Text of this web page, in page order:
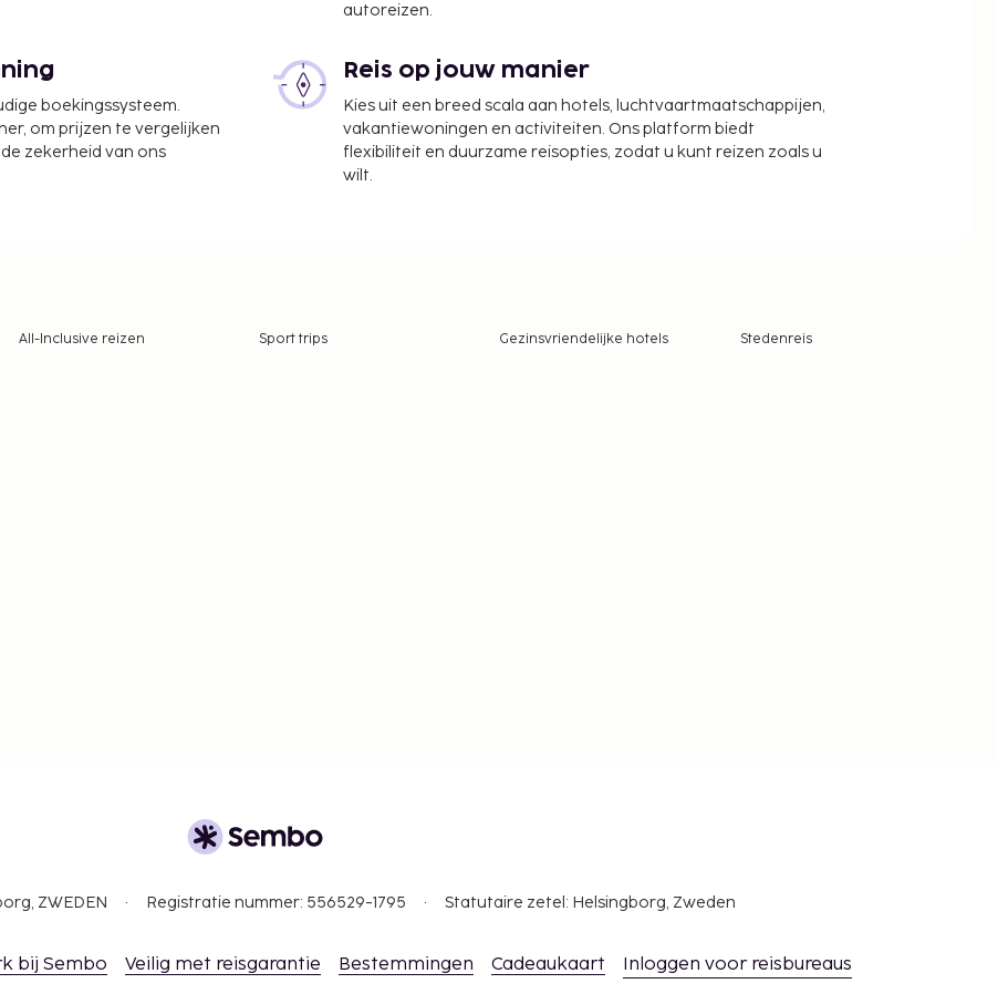
autoreizen.
boekingssysteem.
om prijzen te vergelijken
zekerheid van ons
Reis op jouw manier
Kies uit een breed scala aan hotels, luchtvaartmaatschappijen,
vakantiewoningen en activiteiten. Ons platform biedt
flexibiliteit en duurzame reisopties, zodat u kunt reizen zoals u
wilt.
All-Inclusive reizen Sport trips Gezinsvriendelijke hotels
Stedenreis
ZWEDEN Registratie nummer: 556529-1795 Statutaire zetel: Helsingborg, Zweden
bij Sembo Veilig met reisgarantie Bestemmingen Cadeaukaart Inloggen voor reisbureaus